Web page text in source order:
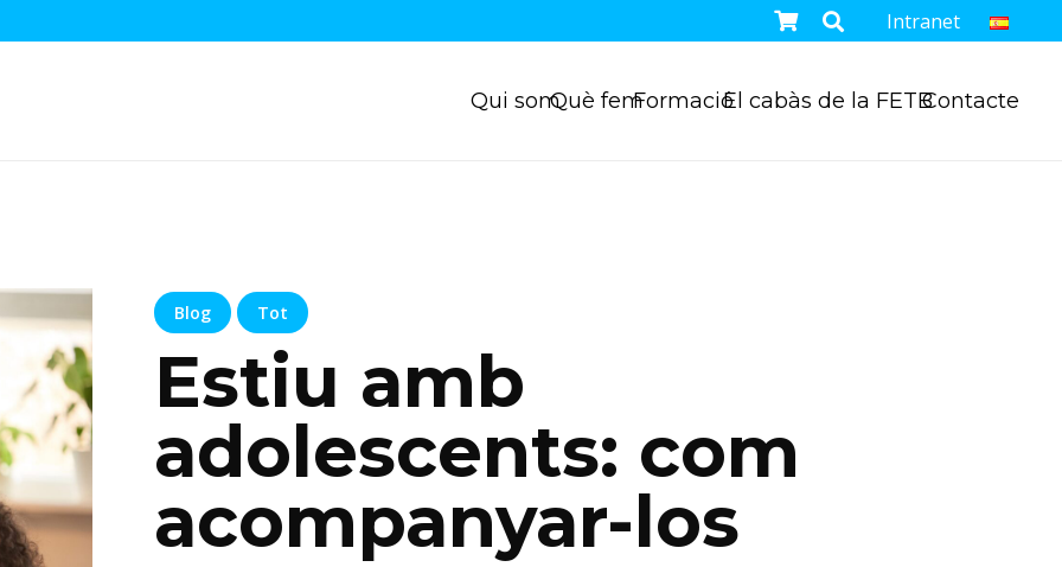
Intranet
Qui somQuè femFormacióEl cabàs de la FETBContacte
Blog Tot
Estiu amb
adolescents: com
acompanyar-los